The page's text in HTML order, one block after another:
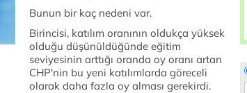
Bunun bir kaç nedeni var.
Birincisi, katılım oranının oldukça yüksek
olduğu düşünüldüğünde eğitim
seviyesinin arttığı oranda oy oranı artan
CHP'nin bu yeni katılımlarda göreceli
olarak daha fazla oy alması gerekirdi.